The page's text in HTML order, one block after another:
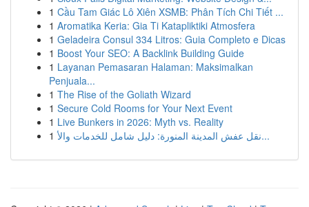
1 Cầu Tam Giác Lô Xiên XSMB: Phân Tích Chi Tiết ...
1 Aromatika Keria: Gia Ti Katapliktiki Atmosfera
1 Geladeira Consul 334 Litros: Guia Completo e Dicas
1 Boost Your SEO: A Backlink Building Guide
1 Layanan Pemasaran Halaman: Maksimalkan
Penjuala...
1 The Rise of the Goliath Wizard
1 Secure Cold Rooms for Your Next Event
1 Live Bunkers in 2026: Myth vs. Reality
1
نقل عفش المدينة المنورة: دليل شامل للخدمات والأ...